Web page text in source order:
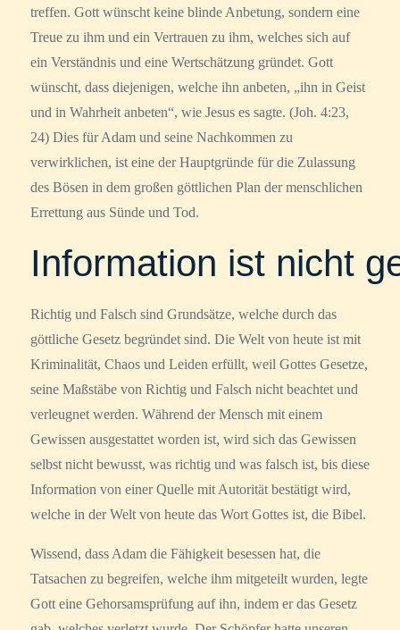
treffen. Gott wünscht keine blinde Anbetung, sondern eine
Treue zu ihm und ein Vertrauen zu ihm, welches sich auf
ein Verständnis und eine Wertschätzung gründet. Gott
wünscht, dass diejenigen, welche ihn anbeten, „ihn in Geist
und in Wahrheit anbeten“, wie Jesus es sagte. (Joh. 4:23,
24) Dies für Adam und seine Nachkommen zu
verwirklichen, ist eine der Hauptgründe für die Zulassung
des Bösen in dem großen göttlichen Plan der menschlichen
Errettung aus Sünde und Tod.
Information ist nicht
Richtig und Falsch sind Grundsätze, welche durch das
göttliche Gesetz begründet sind. Die Welt von heute ist mit
Kriminalität, Chaos und Leiden erfüllt, weil Gottes Gesetze,
seine Maßstäbe von Richtig und Falsch nicht beachtet und
verleugnet werden. Während der Mensch mit einem
Gewissen ausgestattet worden ist, wird sich das Gewissen
selbst nicht bewusst, was richtig und was falsch ist, bis diese
Information von einer Quelle mit Autorität bestätigt wird,
welche in der Welt von heute das Wort Gottes ist, die Bibel.
Wissend, dass Adam die Fähigkeit besessen hat, die
Tatsachen zu begreifen, welche ihm mitgeteilt wurden, legte
Gott eine Gehorsamsprüfung auf ihn, indem er das Gesetz